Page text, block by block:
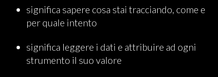
significa sapere cosa stai tracciando, come e
per quale intento
significa leggere i dati e attribuire ad ogni
strumento il suo valore